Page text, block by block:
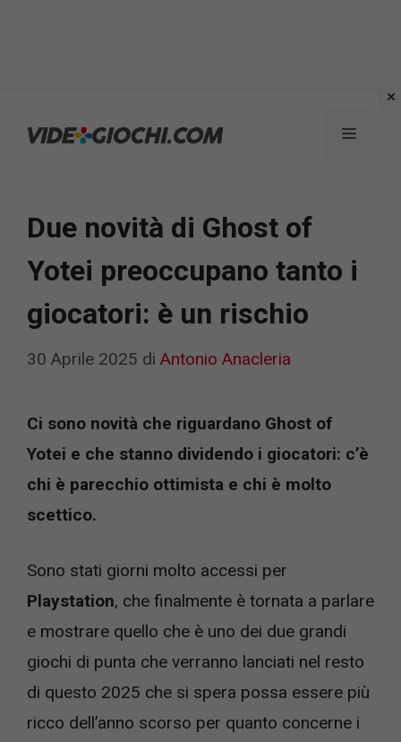
Menu
Due novità di Ghost of
Yotei preoccupano tanto i
giocatori: è un rischio
30 Aprile 2025 di Antonio Anacleria
Ci sono novità che riguardano Ghost of
Yotei e che stanno dividendo i giocatori: c’è
chi è parecchio ottimista e chi è molto
scettico.
Sono stati giorni molto accessi per
Playstation, che finalmente è tornata a parlare
e mostrare quello che è uno dei due grandi
giochi di punta che verranno lanciati nel resto
di questo 2025 che si spera possa essere più
ricco dell’anno scorso per quanto concerne i